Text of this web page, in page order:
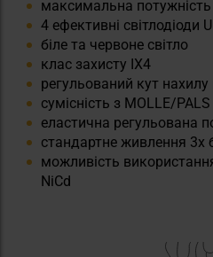
максимальна
4 ефективні світлодіоди
біле та червоне світло
клас захисту IX4
регульований кут нахилу
сумісність з MOLLE/PALS
еластична регульована
стандартне живлення 3x
можливість
NiCd